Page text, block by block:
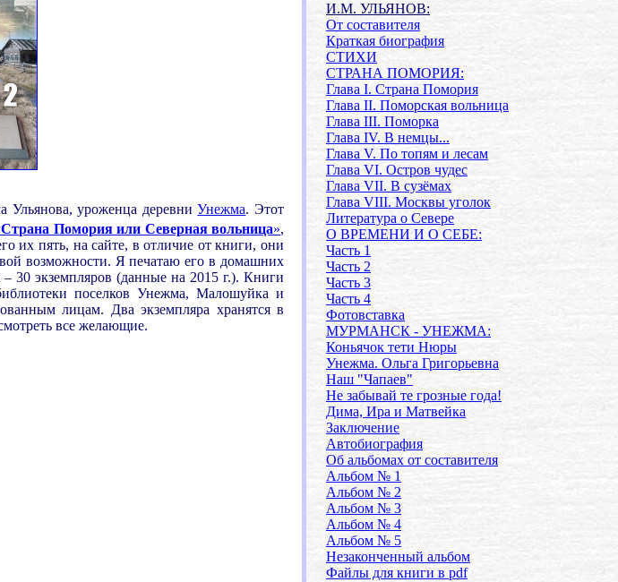
Ульянова, уроженца деревниУнежма. Этот
Страна Помория или Северная вольница»,
их пять, на сайте, в отличие от книги, они
возможности. Я печатаю его в домашних
30 экземпляров (данные на 2015 г.). Книги
поселков Унежма, Малошуйка и
лицам. Два экземпляра хранятся в
все желающие.
И.М. УЛЬЯНОВ:
От составителя
Краткая биография
СТИХИ
СТРАНА ПОМОРИЯ:
Глава I. Страна Помория
Глава II. Поморская вольница
Глава III. Поморка
Глава IV. В немцы...
Глава V. По топям и лесам
Глава VI. Остров чудес
Глава VII. В сузёмах
Глава VIII. Москвы уголок
Литература о Севере
О ВРЕМЕНИ И О СЕБЕ:
Часть 1
Часть 2
Часть 3
Часть 4
Фотовставка
МУРМАНСК - УНЕЖМА:
Коньячок тети Нюры
Унежма. Ольга Григорьевна
Наш "Чапаев"
Не забывай те грозные года!
Дима, Ира и Матвейка
Заключение
Автобиография
Об альбомах от составителя
Альбом № 1
Альбом № 2
Альбом № 3
Альбом № 4
Альбом № 5
Незаконченный альбом
Файлы для книги в pdf